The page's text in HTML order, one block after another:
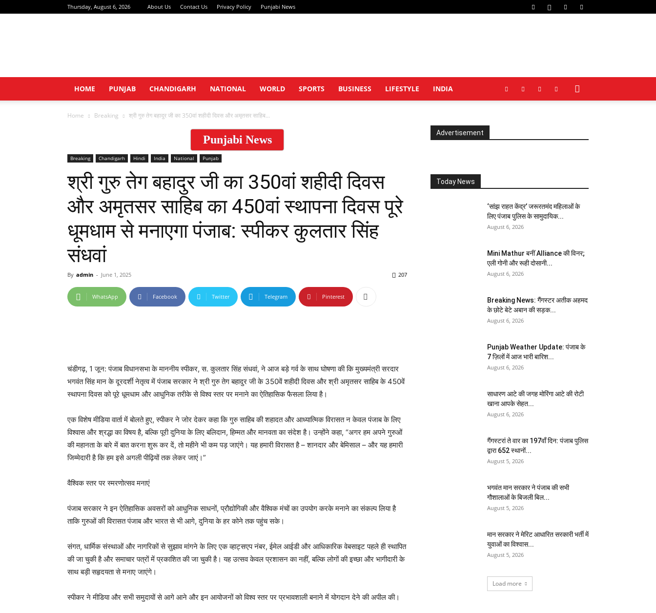
Thursday, August 6, 2026 About Us Contact Us Privacy Policy Punjabi News
Khabar
HOME PUNJAB CHANDIGARH NATIONAL WORLD SPORTS BUSINESS LIFESTYLE INDIA
Home Breaking श्री गुरु तेग बहादुर जी का 350वां शहीदी दिवस और अमृतसर साहिब...
Punjabi News
Breaking Chandigarh Hindi India National Punjab
श्री गुरु तेग बहादुर जी का 350वां शहीदी दिवस
और अमृतसर साहिब का 450वां स्थापना दिवस पूरे
धूमधाम से मनाएगा पंजाब: स्पीकर कुलतार सिंह
संधवां
By admin - June 1, 2025 207
WhatsApp Facebook Twitter Telegram Pinterest
चंडीगढ़, 1 जून: पंजाब विधानसभा के माननीय स्पीकर, स. कुलतार सिंह संधवां, ने आज बड़े गर्व के साथ घोषणा की कि मुख्यमंत्री सरदार
भगवंत सिंह मान के दूरदर्शी नेतृत्व में पंजाब सरकार ने श्री गुरु तेग बहादुर जी के 350वें शहीदी दिवस और श्री अमृतसर साहिब के 450वें
स्थापना दिवस को पूरे धूमधाम और आधुनिक तरीके से विश्व स्तर पर मनाने का ऐतिहासिक फैसला लिया है।
एक विशेष मीडिया वार्ता में बोलते हुए, स्पीकर ने जोर देकर कहा कि गुरु साहिब की शहादत और आध्यात्मिक विरासत न केवल पंजाब के लिए
विश्वास और श्रद्धा का विषय है, बल्कि पूरी दुनिया के लिए बलिदान, हिम्मत और मानवता का संदेश है। उन्होंने कहा, “अगर हम अपने गुरुओं
की महानता के बारे में बात करना शुरू कर दें, तो महीने भी कम पड़ जाएंगे। यह हमारी विरासत है – शानदार और बेमिसाल – और यह हमारी
जिम्मेदारी है कि हम इसे अगली पीढ़ियों तक लेकर जाएं।”
वैश्विक स्तर पर स्मरणोत्सव मनाएं
पंजाब सरकार ने इन ऐतिहासिक अवसरों को आधुनिक साधनों, प्रौद्योगिकी और वैश्विक मंचों का उपयोग करके मनाने का संकल्प लिया है
ताकि गुरुओं की विरासत पंजाब और भारत से भी आगे, दुनिया के हर कोने तक पहुंच सके।
संगत, धार्मिक संस्थाओं और नागरिकों से सुझाव मांगने के लिए एक व्हाट्सएप नंबर, ईमेल आईडी और आधिकारिक वेबसाइट पहले ही स्थापित
की जा चुकी है और समाचार पत्रों में प्रकाशित की जा चुकी है। यह उत्सव केवल प्रशासन का नहीं, बल्कि लोगों की इच्छा और भागीदारी के
साथ बड़ी सहृदयता से मनाए जाएंगे।
स्पीकर ने मीडिया और सभी समुदायों से आगे आने और इन आयोजनों को विश्व स्तर पर प्रभावशाली बनाने में योगदान देने की अपील की।
Advertisement
Today News
‘सांझ राहत केंद्र’ जरूरतमंद महिलाओं के
लिए पंजाब पुलिस के सामुदायिक...
August 6, 2026
Mini Mathur बनीं Alliance की विनर;
एली गोनी और रूही दोसानी...
August 6, 2026
Breaking News: गैंगस्टर अतीक अहमद
के छोटे बेटे अबान की सड़क...
August 6, 2026
Punjab Weather Update: पंजाब के
7 ज़िलों में आज भारी बारिश...
August 6, 2026
साधारण आटे की जगह मोरिंगा आटे की रोटी
खाना आपके सेहत...
August 6, 2026
गैंगस्टरां ते वार का 197वाँ दिन: पंजाब पुलिस
द्वारा 652 स्थानों...
August 5, 2026
भगवंत मान सरकार ने पंजाब की सभी
गौशालाओं के बिजली बिल...
August 5, 2026
मान सरकार ने मेरिट आधारित सरकारी भर्ती में
युवाओं का विश्वास...
August 5, 2026
Load more